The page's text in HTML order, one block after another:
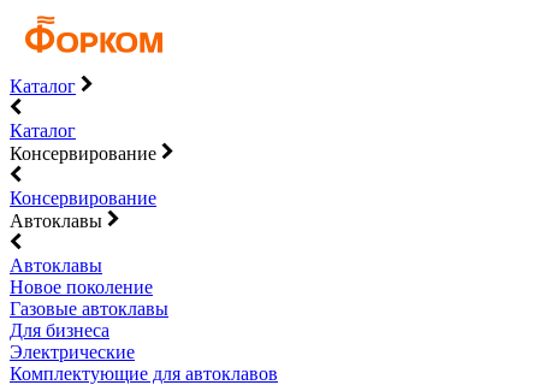
Каталог
Каталог
Консервирование
Консервирование
Автоклавы
Автоклавы
Новое поколение
Газовые автоклавы
Для бизнеса
Электрические
Комплектующие для автоклавов